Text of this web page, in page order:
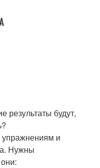
результаты будут,
упражнениям и
Нужны